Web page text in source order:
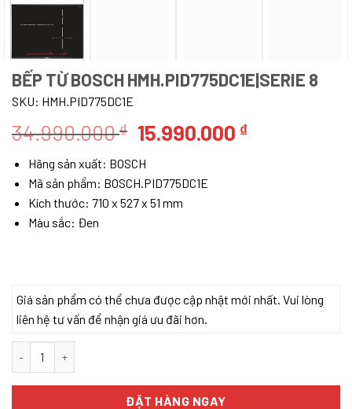
BẾP TỪ BOSCH HMH.PID775DC1E|SERIE 8
SKU: HMH.PID775DC1E
34.990.000₫ Giá
là:
34.990.000 ₫.
15.990.000 ₫Giá
Hãng sản xuất: BOSCH
Mã sản phẩm: BOSCH.PID775DC1E
Kích thước: 710 x 527 x 51 mm
Màu sắc: Đen
Giá sản phẩm có thể chưa được cập nhật mới nhất. Vui lòng
liên hệ tư vấn để nhận giá ưu đãi hơn.
ĐẶT HÀNG NGAY